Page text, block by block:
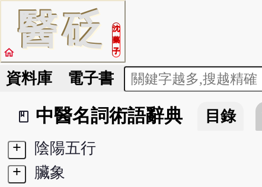
醫砭
沈
藥
子
home
資料庫 電子書
book_2
中醫名詞術語辭典 目錄
+
陰陽五行
+
臟象